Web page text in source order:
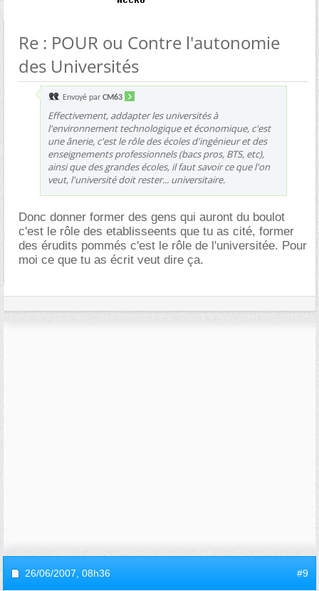
Re : POUR ou Contre l'autonomie
des Universités
Envoyé par CM63
Effectivement, addapter les universités à
l'environnement technologique et économique, c'est
une ânerie, c'est le rôle des écoles d'ingénieur et des
enseignements professionnels (bacs pros, BTS, etc),
ainsi que des grandes écoles, il faut savoir ce que l'on
veut, l'université doit rester... universitaire.
Donc donner former des gens qui auront du boulot
c'est le rôle des etablisseents que tu as cité, former
des érudits pommés c'est le rôle de l'universitée. Pour
moi ce que tu as écrit veut dire ça.
26/06/2007, 08h36 #9